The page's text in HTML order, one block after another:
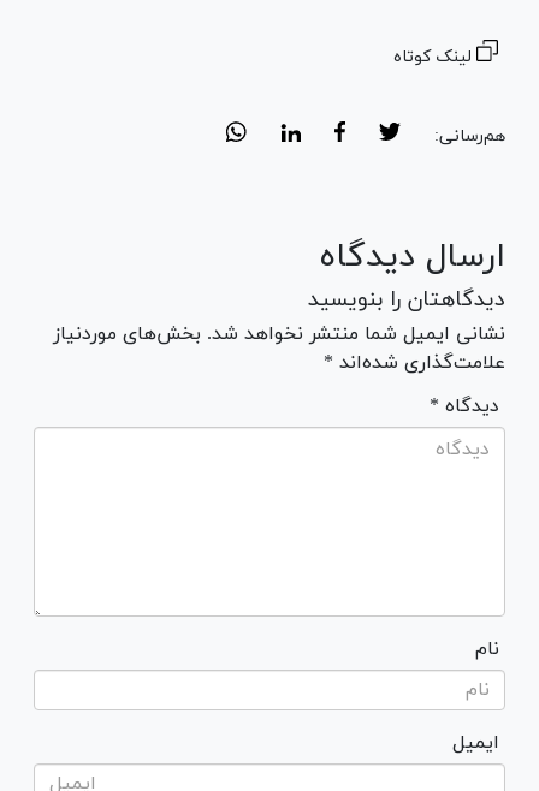
لینک کوتاه
هم‌رسانی:
ارسال دیدگاه
دیدگاهتان را بنویسید
نشانی ایمیل شما منتشر نخواهد شد. بخش‌های موردنیاز
علامت‌گذاری شده‌اند *
* دیدگاه
نام
ایمیل